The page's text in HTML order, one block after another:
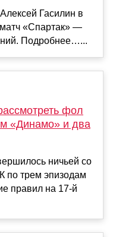
Гасилин в
«Спартак» —
Подробнее…...
фол
«Динамо» и два
ничьей со
по трем эпизодам
правил на 17-й